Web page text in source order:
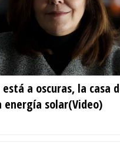
a oscuras, la casa
energía solar(Video)